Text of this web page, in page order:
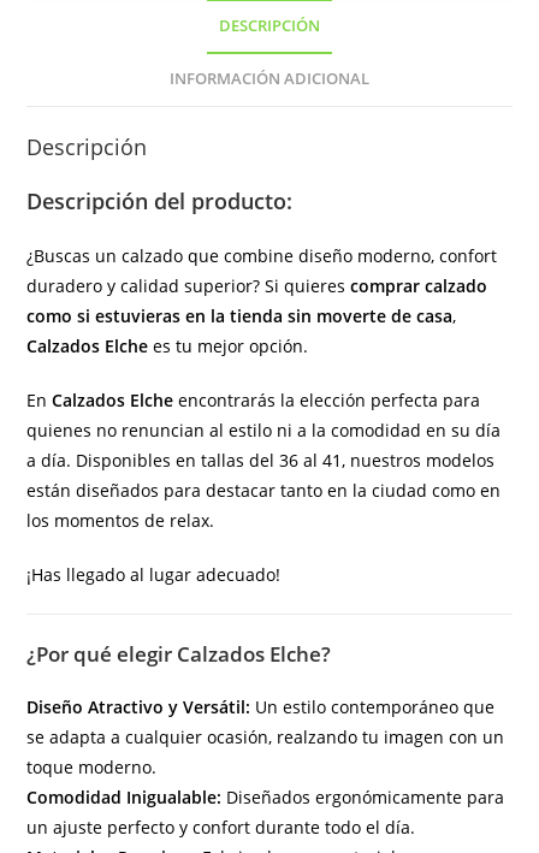
España)
cantidad
DESCRIPCIÓN
INFORMACIÓN ADICIONAL
Descripción
Descripción del producto:
¿Buscas un calzado que combine diseño moderno, confort
duradero y calidad superior? Si quierescomprar calzado
como si estuvieras en la tienda sin moverte de casa,
Calzados Elche es tu mejor opción.
EnCalzados Elche encontrarás la elección perfecta para
quienes no renuncian al estilo ni a la comodidad en su día
a día. Disponibles en tallas del 36 al 41, nuestros modelos
están diseñados para destacar tanto en la ciudad como en
los momentos de relax.
¡Has llegado al lugar adecuado!
¿Por qué elegir Calzados Elche?
Diseño Atractivo y Versátil: Un estilo contemporáneo que
se adapta a cualquier ocasión, realzando tu imagen con un
toque moderno.
Comodidad Inigualable: Diseñados ergonómicamente para
un ajuste perfecto y confort durante todo el día.